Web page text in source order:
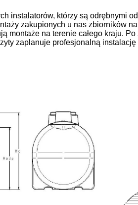
instalatorów, którzy są odrębnymi
zakupionych u nas zbiorników
montaże na terenie całego kraju.
zaplanuje profesjonalną